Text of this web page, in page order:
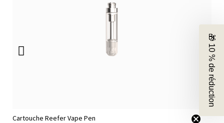
Cartouche Reefer Vape Pen
🎁 10 % de réduction